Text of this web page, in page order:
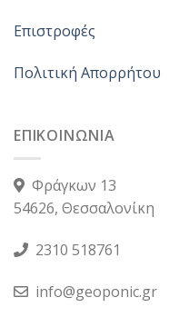
Επιστροφές
Πολιτική Απορρήτου
ΕΠΙΚΟΙΝΩΝΙΑ
Φράγκων 13
54626, Θεσσαλονίκη
2310 518761
info@geoponic.gr